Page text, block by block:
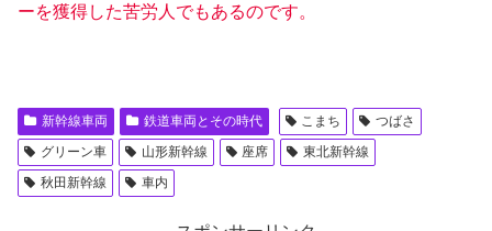
ーを獲得した苦労人でもあるのです。
新幹線車両 鉄道車両とその時代 こまち
つばさ
グリーン車
山形新幹線 座席
東北新幹線
秋田新幹線
車内